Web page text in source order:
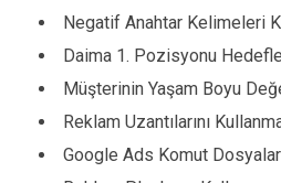
Negatif Anahtar Kelimeleri
Daima 1. Pozisyonu
Müşterinin Yaşam Boyu
Reklam Uzantılarını
Google Ads Komut